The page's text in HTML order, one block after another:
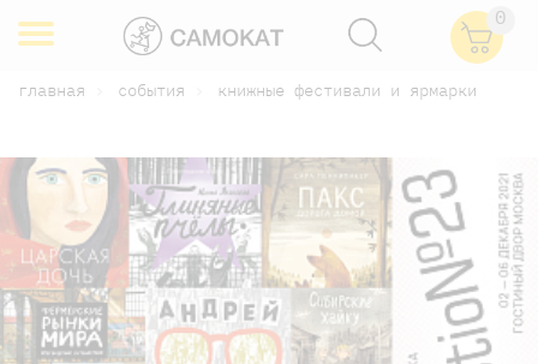
0
главная события книжные фестивали и ярмарки